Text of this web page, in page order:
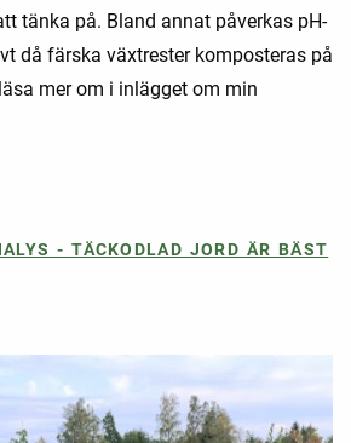
tänka på. Bland annat påverkas pH-
då färska växtrester komposteras på
mer om i inlägget om min
- TÄCKODLAD JORD ÄR BÄST